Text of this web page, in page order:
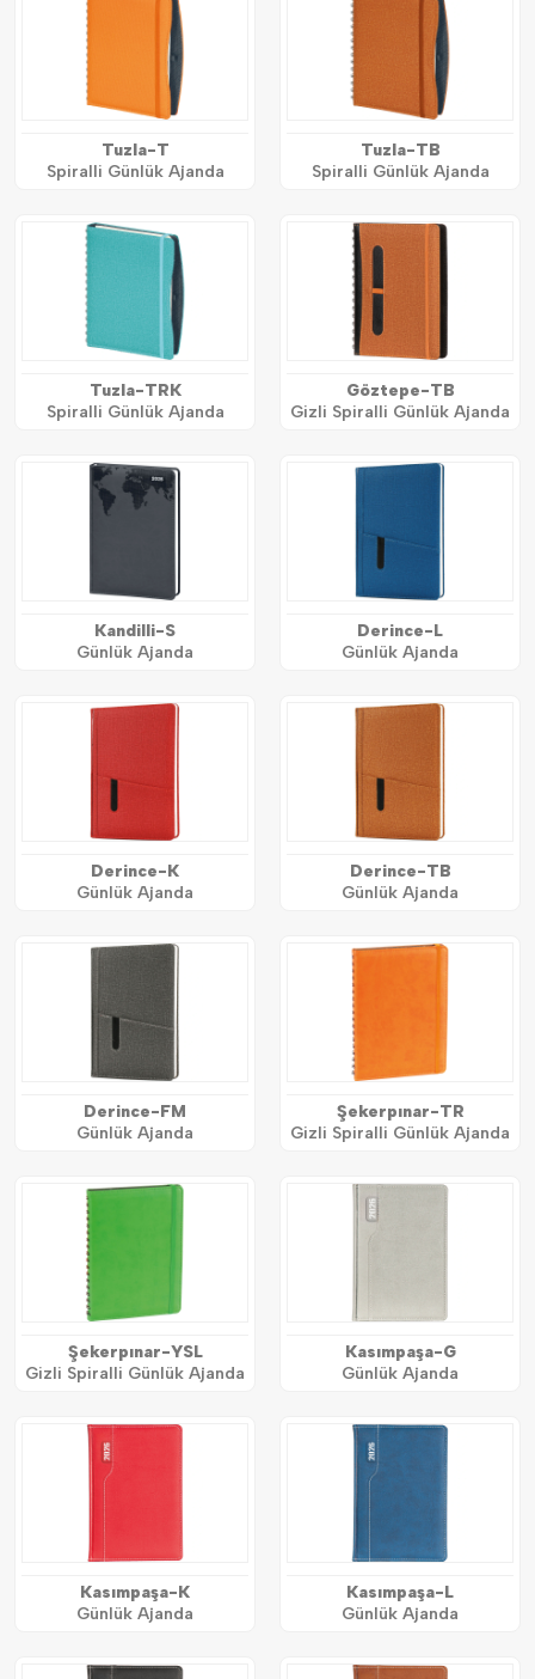
Tuzla-T
Spiralli Günlük Ajanda
Tuzla-TB
Spiralli Günlük Ajanda
Tuzla-TRK
Spiralli Günlük Ajanda
Göztepe-TB
Gizli Spiralli Günlük Ajanda
Kandilli-S
Günlük Ajanda
Derince-L
Günlük Ajanda
Derince-K
Günlük Ajanda
Derince-TB
Günlük Ajanda
Derince-FM
Günlük Ajanda
Şekerpınar-TR
Gizli Spiralli Günlük Ajanda
Şekerpınar-YSL
Gizli Spiralli Günlük Ajanda
Kasımpaşa-G
Günlük Ajanda
Kasımpaşa-K
Günlük Ajanda
Kasımpaşa-L
Günlük Ajanda